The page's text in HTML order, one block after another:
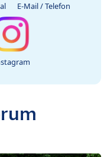
E-Mail / Telefon